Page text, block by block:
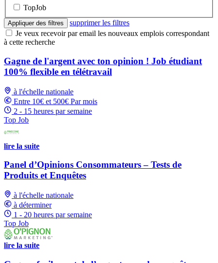
TopJob
Appliquer des filtres
supprimer les filtres
Je veux recevoir par email les nouveaux emplois correspondant
à cette recherche
Gagne de l'argent avec ton opinion ! Job étudiant
100% flexible en télétravail
à l'échelle nationale
Entre 10€ et 500€ Par mois
2 - 15 heures par semaine
Top Job
lire la suite
Panel d’Opinions Consommateurs – Tests de
Produits et Enquêtes
à l'échelle nationale
à déterminer
1 - 20 heures par semaine
Top Job
lire la suite